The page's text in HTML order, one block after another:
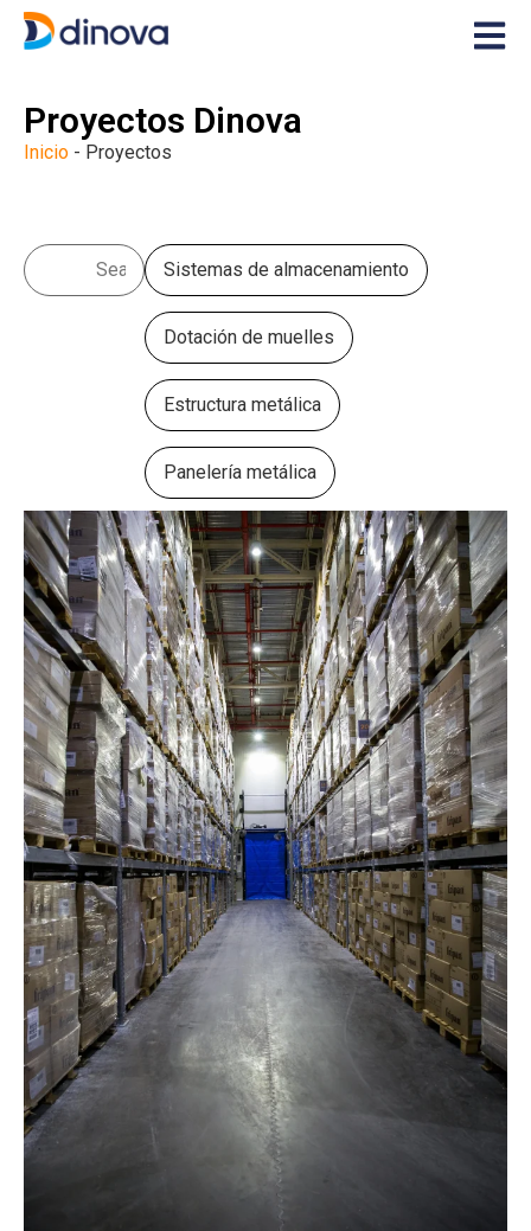
Proyectos Dinova
Inicio - Proyectos
Sistemas de almacenamiento
Dotación de muelles
Estructura metálica
Panelería metálica